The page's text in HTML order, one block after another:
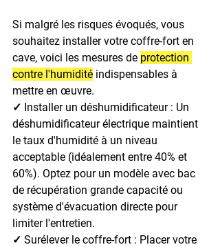
Si malgré les risques évoqués, vous
souhaitez installer votre coffre-fort en
cave, voici les mesures de protection
contre l'humidité indispensables à
mettre en œuvre.
✓ Installer un déshumidificateur : Un
déshumidificateur électrique maintient
le taux d'humidité à un niveau
acceptable (idéalement entre 40% et
60%). Optez pour un modèle avec bac
de récupération grande capacité ou
système d'évacuation directe pour
limiter l'entretien.
✓ Surélever le coffre-fort : Placer votre